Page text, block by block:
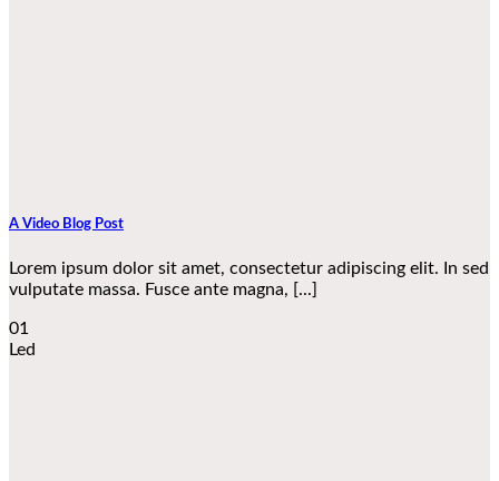
A Video Blog Post
Lorem ipsum dolor sit amet, consectetur adipiscing elit. In sed
vulputate massa. Fusce ante magna, [...]
01
Led